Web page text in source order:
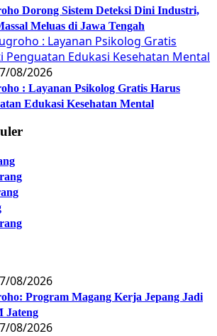
Dorong Sistem Deteksi Dini Industri,
Meluas di Jawa Tengah
08/2026
: Layanan Psikolog Gratis Harus
Edukasi Kesehatan Mental
08/2026
Program Magang Kerja Jepang Jadi
Jateng
08/2026